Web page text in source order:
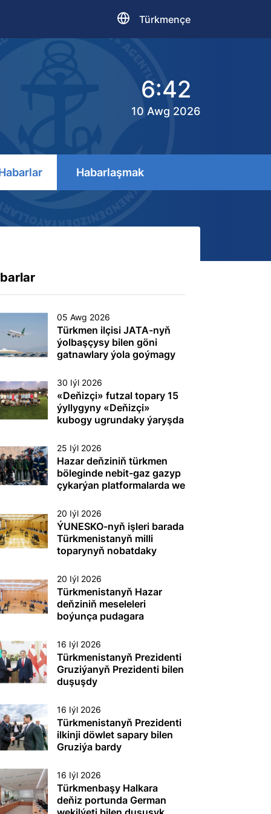
Türkmençe
6:42
10 Awg 2026
Habarlaşmak
05 Awg 2026
Türkmen ilçisi JATA-nyň
ýolbaşçysy bilen göni
gatnawlary ýola goýmagy
30 Iýl 2026
«Deňizçi» futzal topary 15
ýyllygyny «Deňizçi»
kubogy ugrundaky ýaryşda
dabaralandyrdy
25 Iýl 2026
Hazar deňziniň türkmen
böleginde nebit-gaz gazyp
çykarýan platformalarda we
desgalarda (gurluşlarda)
tehnogen heläkçilikleriň
öňüni almak we olary ýok
etmek boýunça
toplumlaýyn türgenleşik
20 Iýl 2026
ÝUNESKO-nyň işleri barada
Türkmenistanyň milli
toparynyň nobatdaky
20 Iýl 2026
Türkmenistanyň Hazar
deňziniň meseleleri
boýunça pudagara
mejlisi geçirildi
16 Iýl 2026
Türkmenistanyň Prezidenti
Gruziýanyň Prezidenti bilen
duşuşdy
16 Iýl 2026
Türkmenistanyň Prezidenti
ilkinji döwlet sapary bilen
Gruziýa bardy
16 Iýl 2026
Türkmenbaşy Halkara
deňiz portunda German